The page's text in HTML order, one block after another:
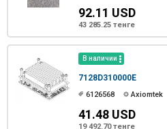
92.11 USD
43 285.25 тенге
В наличии
7128D310000E
6126568 Axiomtek
41.48 USD
19 492.70 тенге